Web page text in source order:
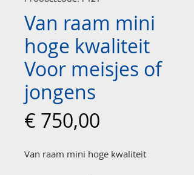
Van raam mini
hoge kwaliteit
Voor meisjes of
jongens
€ 750,00
Van raam mini hoge kwaliteit